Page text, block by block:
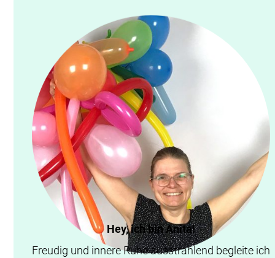
Hey, ich bin Anita!
Freudig und innere Ruhe ausstrahlend begleite ich